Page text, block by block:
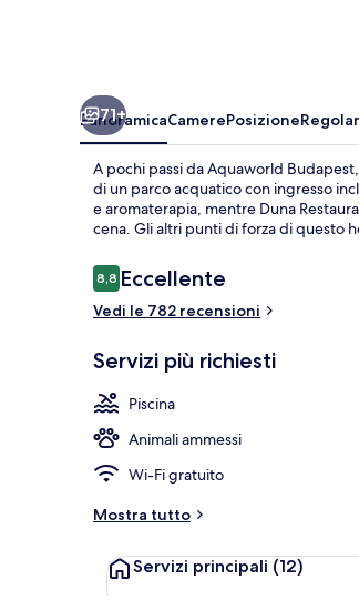
71+
PanoramicaCamerePosizione
A pochi passi da Aquaworld
di un parco acquatico con ingresso
e aromaterapia, mentre Duna
cena. Gli altri punti di forza di questo
Recensioni
8,88,8 su 10
Eccellente
Vedi le 782 recensioni
Servizi più richiesti
Piscina
Animali ammessi
Wi-Fi gratuito
Mostra tutto
Servizi principali (12)